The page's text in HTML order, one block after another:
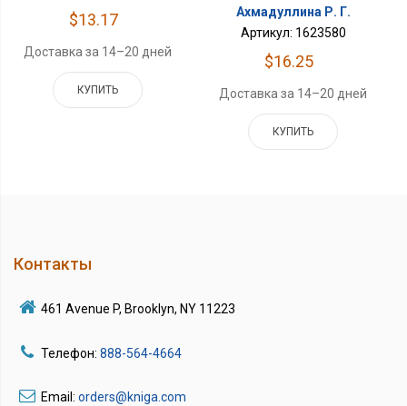
$13.17
Доставка за 14–20 дней
КУПИТЬ
Ахмадуллина Р. Г.
Артикул: 1623580
$16.25
Доставка за 14–20 дней
КУПИТЬ
Контакты
461 Avenue P, Brooklyn, NY 11223
Телефон: 888-564-4664
Email: orders@kniga.com